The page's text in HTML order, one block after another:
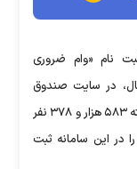
نام «وام ضروری
از ۲۲ مهرماه امسال، در سایت صندوق
بازنشستگی کشوری به نشانی cspf.ir، تا روز گذشته ۵۸۳ هزار و ۳۷۸ نفر
در این سامانه ثبت